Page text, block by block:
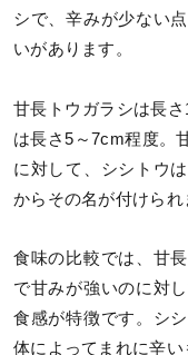
シで、辛みが少ない
いがあります。
甘長トウガラシは長
は長さ5～7cm程度。
に対して、シシトウ
からその名が付けられ
食味の比較では、甘
で甘みが強いのに対
食感が特徴です。シ
体によってまれに辛い